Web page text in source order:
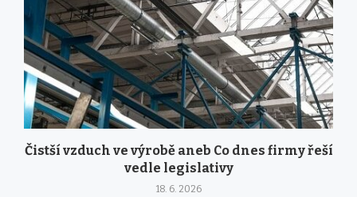
Čistší vzduch ve výrobě aneb Co dnes firmy řeší
vedle legislativy
18. 6. 2026